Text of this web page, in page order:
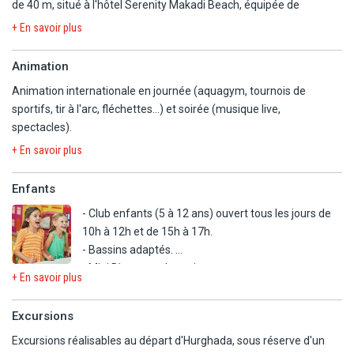
de 40 m, situé à l'hôtel Serenity Makadi Beach, équipée de
transats et parasols (gratuits).
- Navette pour la plage disponible tous les jours toutes les 15
- 2 piscines extérieures intégrées avec bassin pour enfants
séparé, équipée de transats et parasols.
- 1 piscine à vagues.
Le parc aquatique :
- 11 toboggans (entre 110 cm et 120 cm selon les toboggans)
- Le parc aquatique de Serenity Fun City est chauffé pendant la
saison hivernale (piscine à vagues, toutes les piscines Splash, Kids
Aqua et Mini Aqua).
- Ouvert tous les jours toute l'année.
- Tennis (raquettes et balles de tennis disponibles à la location à la
+ En savoir plus
Animation
Animation internationale en journée (aquagym, tournois de
sportifs, tir à l'arc, fléchettes…) et soirée (musique live,
spectacles).
+ En savoir plus
Enfants
- Club enfants (5 à 12 ans) ouvert tous les jours de
10h à 12h et de 15h à 17h.
- Bassins adaptés.
- Mini Disco tous les soirs.
- Possibilité de baby-sitting (avec supplément).
+ En savoir plus
Excursions
Excursions réalisables au départ d'Hurghada, sous réserve d'un